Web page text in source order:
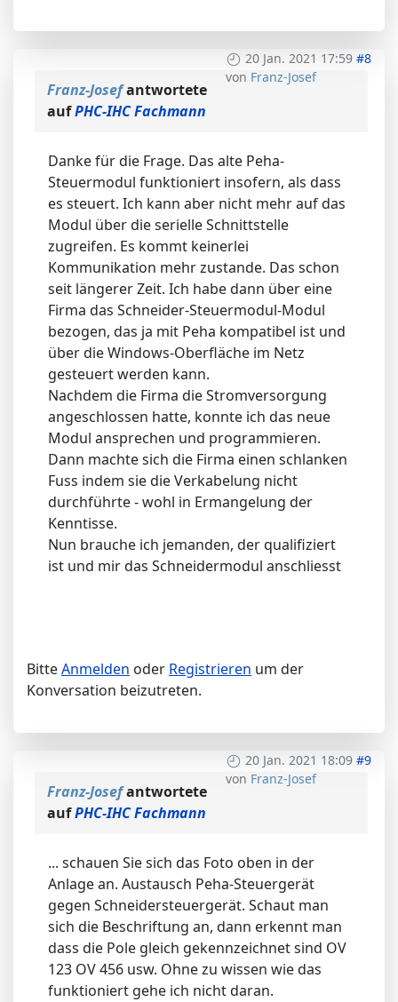
20 Jan. 2021 17:59 #8
von Franz-Josef
Franz-Josefantwortete
aufPHC-IHC Fachmann
Danke für die Frage. Das alte Peha-
Steuermodul funktioniert insofern, als dass
es steuert. Ich kann aber nicht mehr auf das
Modul über die serielle Schnittstelle
zugreifen. Es kommt keinerlei
Kommunikation mehr zustande. Das schon
seit längerer Zeit. Ich habe dann über eine
Firma das Schneider-Steuermodul-Modul
bezogen, das ja mit Peha kompatibel ist und
über die Windows-Oberfläche im Netz
gesteuert werden kann.
Nachdem die Firma die Stromversorgung
angeschlossen hatte, konnte ich das neue
Modul ansprechen und programmieren.
Dann machte sich die Firma einen schlanken
Fuss indem sie die Verkabelung nicht
durchführte - wohl in Ermangelung der
Kenntisse.
Nun brauche ich jemanden, der qualifiziert
ist und mir das Schneidermodul anschliesst
BitteAnmelden oder Registrieren um der
Konversation beizutreten.
20 Jan. 2021 18:09 #9
von Franz-Josef
Franz-Josefantwortete
aufPHC-IHC Fachmann
... schauen Sie sich das Foto oben in der
Anlage an. Austausch Peha-Steuergerät
gegen Schneidersteuergerät. Schaut man
sich die Beschriftung an, dann erkennt man
dass die Pole gleich gekennzeichnet sind OV
123 OV 456 usw. Ohne zu wissen wie das
funktioniert gehe ich nicht daran.